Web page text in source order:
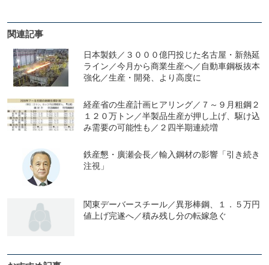
関連記事
日本製鉄／３０００億円投じた名古屋・新熱延
ライン／今月から商業生産へ／自動車鋼板抜本
強化／生産・開発、より高度に
経産省の生産計画ヒアリング／７～９月粗鋼２
１２０万トン／半製品生産が押し上げ、駆け込
み需要の可能性も／２四半期連続増
鉄産懇・廣瀬会長／輸入鋼材の影響「引き続き
注視」
関東デーバースチール／異形棒鋼、１．５万円
値上げ完遂へ／積み残し分の転嫁急ぐ